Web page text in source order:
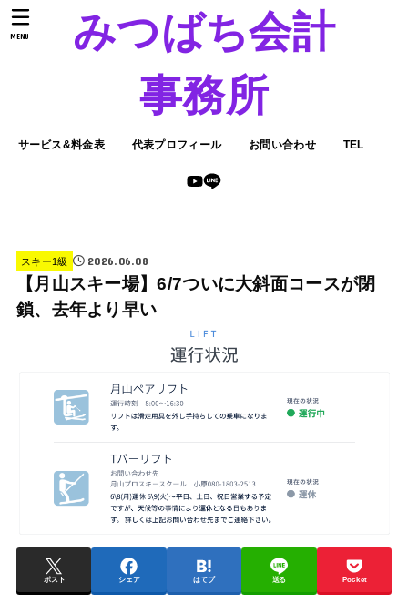
みつばち会計
事務所
サービス&料金表 代表プロフィール お問い合わせ TEL
MENU
スキー1級 2026.06.08
【月山スキー場】6/7ついに大斜面コースが閉
鎖、去年より早い
ポスト シェア はてブ 送る Pocket